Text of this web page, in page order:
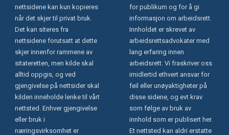
nettsidene kan kun kopieres
når det skjer til privat bruk.
Det kan siteres fra
nettsidene forutsatt at dette
skjer innenfor rammene av
sitateretten, men kilde skal
alltid oppgis, og ved
gjengivelse på nettsider skal
kilden inneholde lenke til vårt
nettsted. Enhver gjengivelse
eller bruk i
næringsvirksomhet er
for publikum og for å gi
informasjon om arbeidsrett.
Innholdet er skrevet av
arbeidsrettsadvokater med
lang erfaring innen
arbeidsrett. Vi fraskriver oss
imidlertid ethvert ansvar for
feil eller unøyaktigheter på
disse sidene, og evt krav
som følge av bruk av
innhold som er publisert her.
Et nettsted kan aldri erstatte